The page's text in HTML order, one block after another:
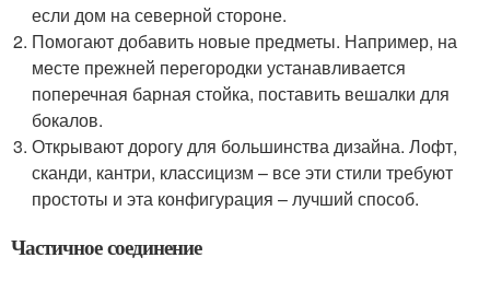
если дом на северной стороне.
Помогают добавить новые предметы. Например, на
месте прежней перегородки устанавливается
поперечная барная стойка, поставить вешалки для
бокалов.
Открывают дорогу для большинства дизайна. Лофт,
сканди, кантри, классицизм – все эти стили требуют
простоты и эта конфигурация – лучший способ.
Частичное соединение